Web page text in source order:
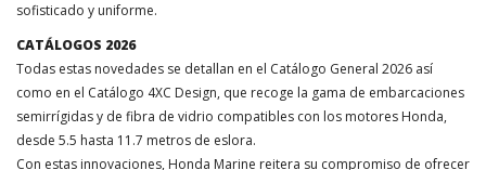
sofisticado y uniforme.
CATÁLOGOS 2026
Todas estas novedades se detallan en el Catálogo General 2026 así
como en el Catálogo 4XC Design, que recoge la gama de embarcaciones
semirrígidas y de fibra de vidrio compatibles con los motores Honda,
desde 5.5 hasta 11.7 metros de eslora.
Con estas innovaciones, Honda Marine reitera su compromiso de ofrecer